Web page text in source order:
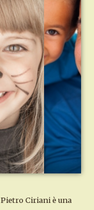
Ciriani è una